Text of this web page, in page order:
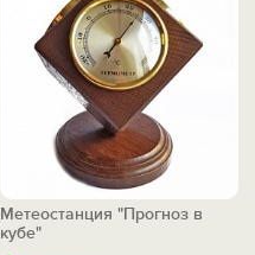
Метеостанция "Прогноз в
кубе"